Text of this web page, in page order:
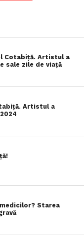
Cotabiță. Artistul a
sale zile de viață
Artistul a
Starea